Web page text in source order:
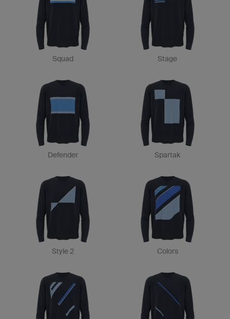
Squad Stage
Defender Spartak
Style 2 Colors